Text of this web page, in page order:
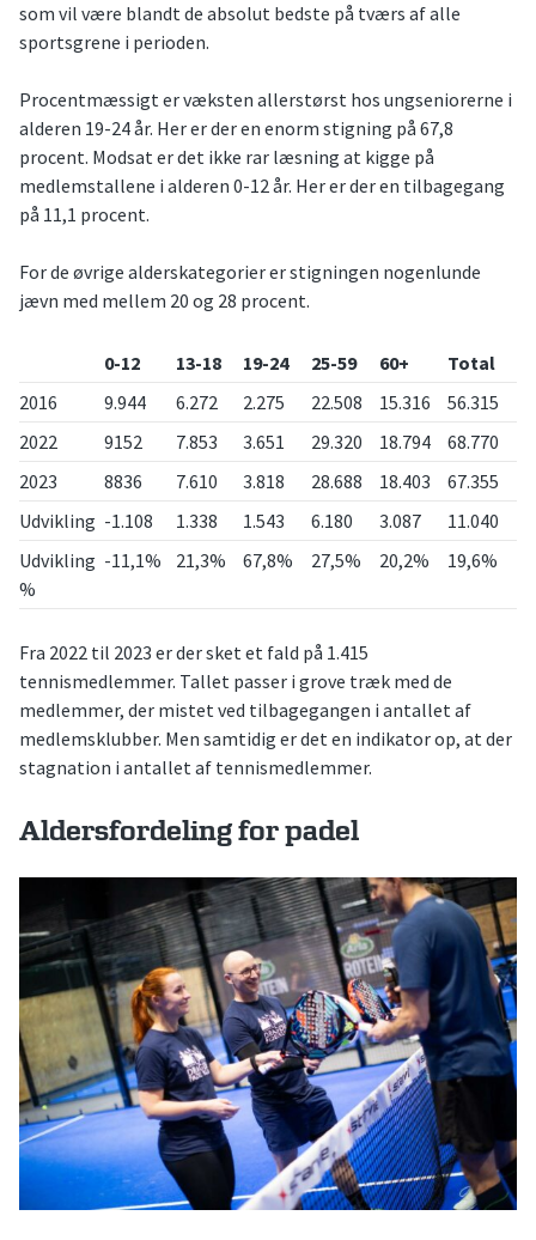
som vil være blandt de absolut bedste på tværs af alle
sportsgrene i perioden.
Procentmæssigt er væksten allerstørst hos ungseniorerne i
alderen 19-24 år. Her er der en enorm stigning på 67,8
procent. Modsat er det ikke rar læsning at kigge på
medlemstallene i alderen 0-12 år. Her er der en tilbagegang
på 11,1 procent.
For de øvrige alderskategorier er stigningen nogenlunde
jævn med mellem 20 og 28 procent.
0-12 13-18 19-24 25-59 60+
Total
2016
9.944 6.272 2.275 22.508 15.316
56.315
2022
9152 7.853 3.651 29.320 18.794
68.770
2023
8836 7.610 3.818 28.688 18.403
67.355
Udvikling -1.108 1.338 1.543 6.180 3.087
11.040
Udvikling
%
-11,1% 21,3% 67,8% 27,5% 20,2% 19,6%
Fra 2022 til 2023 er der sket et fald på 1.415
tennismedlemmer. Tallet passer i grove træk med de
medlemmer, der mistet ved tilbagegangen i antallet af
medlemsklubber. Men samtidig er det en indikator op, at der
stagnation i antallet af tennismedlemmer.
Aldersfordeling for padel